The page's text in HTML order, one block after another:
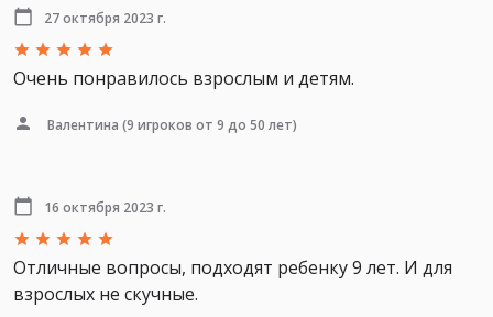
27 октября 2023 г.
Очень понравилось взрослым и детям.
Валентина (9 игроков от 9 до 50 лет)
16 октября 2023 г.
Отличные вопросы, подходят ребенку 9 лет. И для
взрослых не скучные.